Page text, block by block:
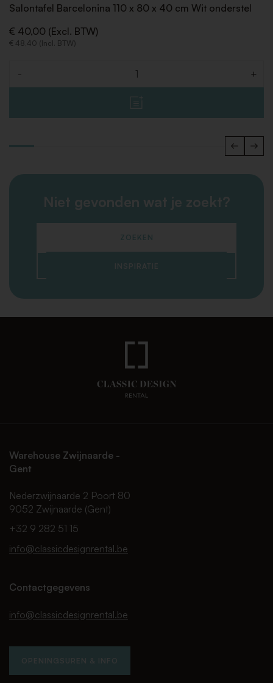
Salontafel Barcelonina 110 x 80 x 40 cm Wit onderstel
€ 40,00 (Excl. BTW)
€ 48,40 (Incl. BTW)
- +
Niet gevonden wat je zoekt?
ZOEKEN
INSPIRATIE
Warehouse Zwijnaarde -
Gent
Nederzwijnaarde 2 Poort 80
9052 Zwijnaarde (Gent)
+32 9 282 51 15
info@classicdesignrental.be
Contactgegevens
info@classicdesignrental.be
OPENINGSUREN & INFO